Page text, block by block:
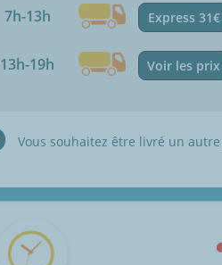
7h-13h Express 31€
13h-19h Voir les prix
Vous souhaitez être livré un